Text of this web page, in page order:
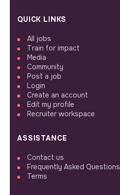
QUICK LINKS
All jobs
Train for impact
Media
Community
Post a job
Login
Create an account
Edit my profile
Recruiter workspace
ASSISTANCE
Contact us
Frequently Asked Questions
Terms